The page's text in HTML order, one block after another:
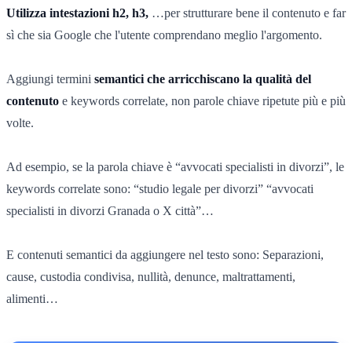
Utilizza intestazioni h2, h3, …per strutturare bene il contenuto e far
sì che sia Google che l'utente comprendano meglio l'argomento.
Aggiungi termini semantici che arricchiscano la qualità del
contenuto e keywords correlate, non parole chiave ripetute più e più
volte.
Ad esempio, se la parola chiave è “avvocati specialisti in divorzi”, le
keywords correlate sono: “studio legale per divorzi” “avvocati
specialisti in divorzi Granada o X città”…
E contenuti semantici da aggiungere nel testo sono: Separazioni,
cause, custodia condivisa, nullità, denunce, maltrattamenti,
alimenti…